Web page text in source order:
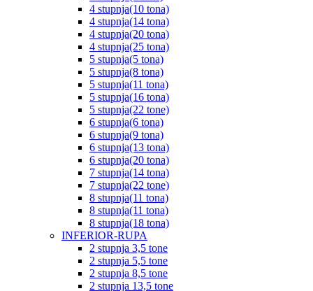
4 stupnja(10 tona)
4 stupnja(14 tona)
4 stupnja(20 tona)
4 stupnja(25 tona)
5 stupnja(5 tona)
5 stupnja(8 tona)
5 stupnja(11 tona)
5 stupnja(16 tona)
5 stupnja(22 tone)
6 stupnja(6 tona)
6 stupnja(9 tona)
6 stupnja(13 tona)
6 stupnja(20 tona)
7 stupnja(14 tona)
7 stupnja(22 tone)
8 stupnja(11 tona)
8 stupnja(11 tona)
8 stupnja(18 tona)
INFERIOR-RUPA
2 stupnja 3,5 tone
2 stupnja 5,5 tone
2 stupnja 8,5 tone
2 stupnja 13,5 tone